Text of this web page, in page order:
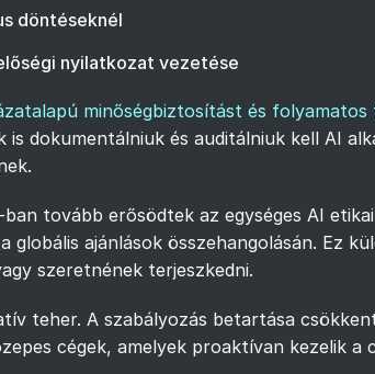
döntéseknél
nyilatkozat vezetése
minőségbiztosítást és
dokumentálniuk és auditálniuk kell AI
tovább erősödtek az egységes AI
ajánlások összehangolásán. Ez
szeretnének terjeszkedni.
teher. A szabályozás betartása
cégek, amelyek proaktívan kezelik